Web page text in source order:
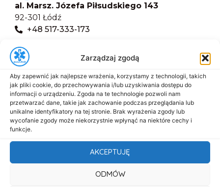
Zarządzaj zgodą
Aby zapewnić jak najlepsze wrażenia, korzystamy z technologii, takich
jak pliki cookie, do przechowywania i/lub uzyskiwania dostępu do
informacji o urządzeniu. Zgoda na te technologie pozwoli nam
przetwarzać dane, takie jak zachowanie podczas przeglądania lub
unikalne identyfikatory na tej stronie. Brak wyrażenia zgody lub
wycofanie zgody może niekorzystnie wpłynąć na niektóre cechy i
funkcje.
AKCEPTUJĘ
ODMÓW
al. Marsz. Józefa Piłsudskiego 143
92-301 Łódź
+48 517-333-173
Menu
Start
O nas
Oferta
Cennik
Kontakt